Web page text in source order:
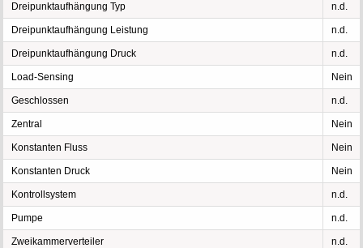
Dreipunktaufhängung Typ n.d.
Dreipunktaufhängung Leistung n.d.
Dreipunktaufhängung Druck n.d.
Load-Sensing Nein
Geschlossen n.d.
Zentral Nein
Konstanten Fluss Nein
Konstanten Druck Nein
Kontrollsystem n.d.
Pumpe n.d.
Zweikammerverteiler n.d.